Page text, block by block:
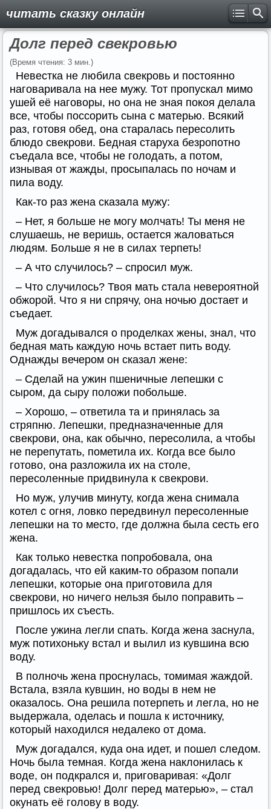
читать сказку онлайн
Долг перед свекровью
(Время чтения: 3 мин.)
Невестка не любила свекровь и постоянно
наговаривала на нее мужу. Тот пропускал мимо
ушей её наговоры, но она не зная покоя делала
все, чтобы поссорить сына с матерью. Всякий
раз, готовя обед, она старалась пересолить
блюдо свекрови. Бедная старуха безропотно
съедала все, чтобы не голодать, а потом,
изнывая от жажды, просыпалась по ночам и
пила воду.
Как-то раз жена сказала мужу:
– Нет, я больше не могу молчать! Ты меня не
слушаешь, не веришь, остается жаловаться
людям. Больше я не в силах терпеть!
– А что случилось? – спросил муж.
– Что случилось? Твоя мать стала невероятной
обжорой. Что я ни спрячу, она ночью достает и
съедает.
Муж догадывался о проделках жены, знал, что
бедная мать каждую ночь встает пить воду.
Однажды вечером он сказал жене:
– Сделай на ужин пшеничные лепешки с
сыром, да сыру положи побольше.
– Хорошо, – ответила та и принялась за
стряпню. Лепешки, предназначенные для
свекрови, она, как обычно, пересолила, а чтобы
не перепутать, пометила их. Когда все было
готово, она разложила их на столе,
пересоленные придвинула к свекрови.
Но муж, улучив минуту, когда жена снимала
котел с огня, ловко передвинул пересоленные
лепешки на то место, где должна была сесть его
жена.
Как только невестка попробовала, она
догадалась, что ей каким-то образом попали
лепешки, которые она приготовила для
свекрови, но ничего нельзя было поправить –
пришлось их съесть.
После ужина легли спать. Когда жена заснула,
муж потихоньку встал и вылил из кувшина всю
воду.
В полночь жена проснулась, томимая жаждой.
Встала, взяла кувшин, но воды в нем не
оказалось. Она решила потерпеть и легла, но не
выдержала, оделась и пошла к источнику,
который находился недалеко от дома.
Муж догадался, куда она идет, и пошел следом.
Ночь была темная. Когда жена наклонилась к
воде, он подкрался и, приговаривая: «Долг
перед свекровью! Долг перед матерью», – стал
окунать её голову в воду.